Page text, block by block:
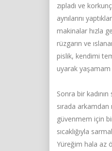
zıpladı ve
aynılarını
makinalar hızla
rüzgarın ve
pislik, kendimi
uyarak
Sonra bir
sırada
güvenmem için
sıcaklığıyla
Yüreğim hala az